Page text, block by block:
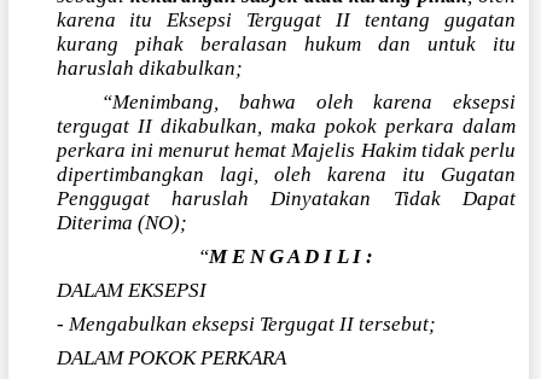
karena itu Eksepsi Tergugat II tentang gugatan
kurang pihak beralasan hukum dan untuk itu
haruslah dikabulkan;
“Menimbang, bahwa oleh karena eksepsi
tergugat II dikabulkan, maka pokok perkara dalam
perkara ini menurut hemat Majelis Hakim tidak perlu
dipertimbangkan lagi, oleh karena itu Gugatan
Penggugat haruslah Dinyatakan Tidak Dapat
Diterima (NO);
“M E N G A D I L I :
DALAM EKSEPSI
- Mengabulkan eksepsi Tergugat II tersebut;
DALAM POKOK PERKARA